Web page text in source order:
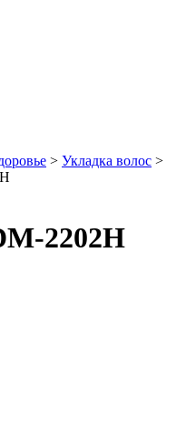
> Укладка волос >
2202H